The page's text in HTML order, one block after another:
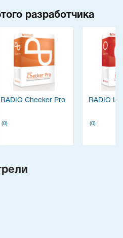
разработчика
RADIO Checker Pro
(0)
RADIO
(0)